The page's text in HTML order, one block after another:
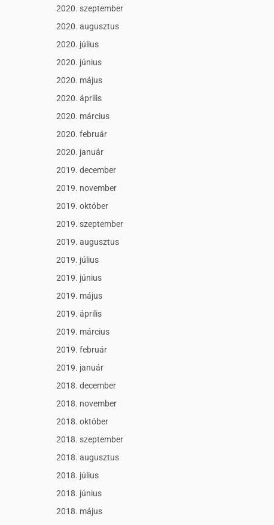
2020. szeptember
2020. augusztus
2020. július
2020. június
2020. május
2020. április
2020. március
2020. február
2020. január
2019. december
2019. november
2019. október
2019. szeptember
2019. augusztus
2019. július
2019. június
2019. május
2019. április
2019. március
2019. február
2019. január
2018. december
2018. november
2018. október
2018. szeptember
2018. augusztus
2018. július
2018. június
2018. május